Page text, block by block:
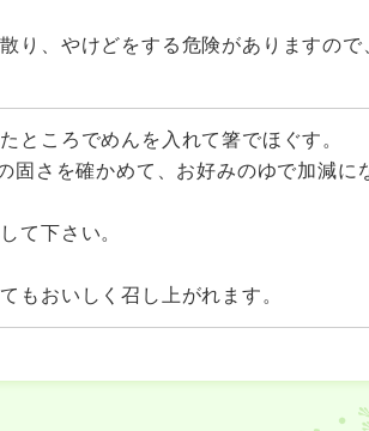
り、やけどをする危険がありますので
ところでめんを入れて箸でほぐす。
固さを確かめて、お好みのゆで加減に
て下さい。
もおいしく召し上がれます。